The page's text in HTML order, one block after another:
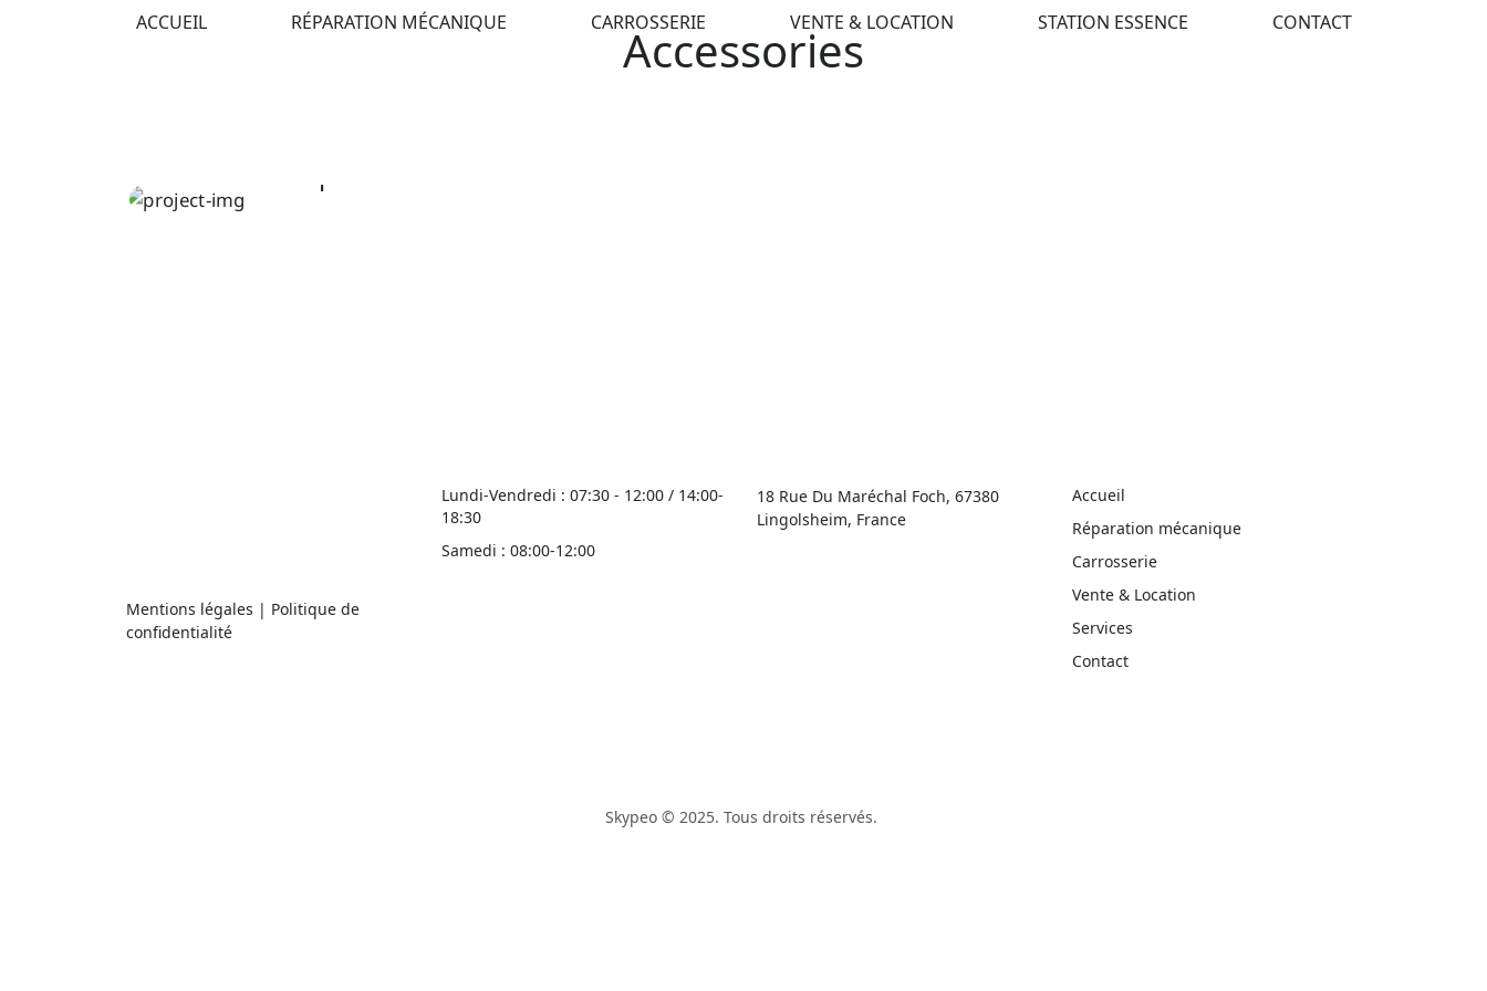
ACCUEIL RÉPARATION MÉCANIQUE CARROSSERIE VENTE & LOCATION STATION ESSENCE CONTACT
Accessories
Mentions légales | Politique de
confidentialité
Lundi-Vendredi : 07:30 - 12:00 / 14:00-
18:30
Samedi : 08:00-12:00
18 Rue Du Maréchal Foch, 67380
Lingolsheim, France
Accueil
Réparation mécanique
Carrosserie
Vente & Location
Services
Contact
Skypeo © 2025. Tous droits réservés.